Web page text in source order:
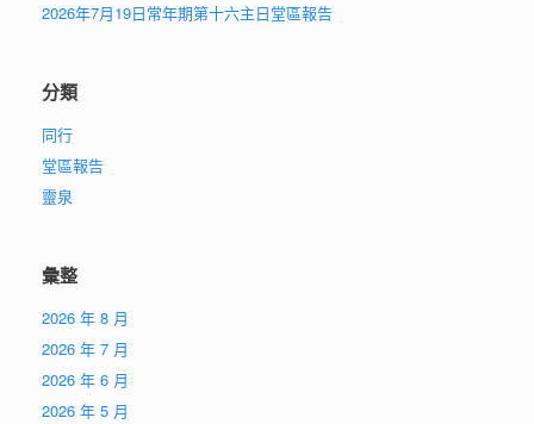
2026年7月19日常年期第十六主日堂區報告
分類
同行
堂區報告
靈泉
彙整
2026 年 8 月
2026 年 7 月
2026 年 6 月
2026 年 5 月